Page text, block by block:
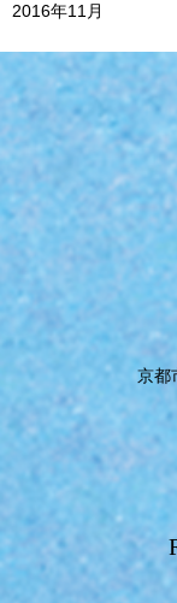
2016年11月
京都